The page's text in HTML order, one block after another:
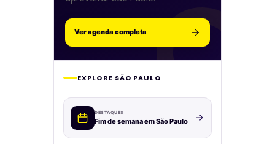
Ver agenda completa
EXPLORE SÃO PAULO
DESTAQUES
Fim de semana em São Paulo